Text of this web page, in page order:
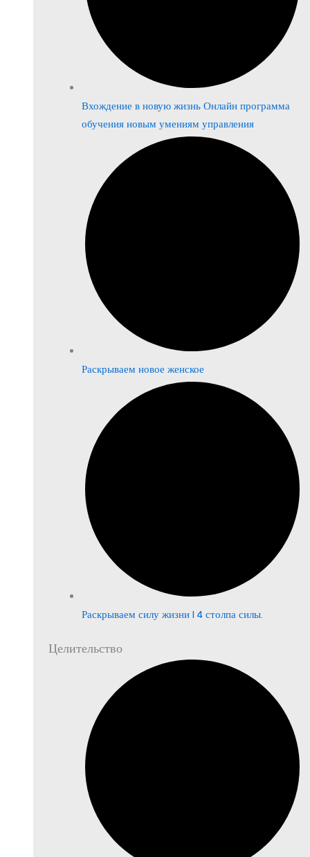
Вхождение в новую жизнь Онлайн программа
обучения новым умениям управления
Раскрываем новое женское
Раскрываем силу жизни | 4 столпа силы.
Целительство